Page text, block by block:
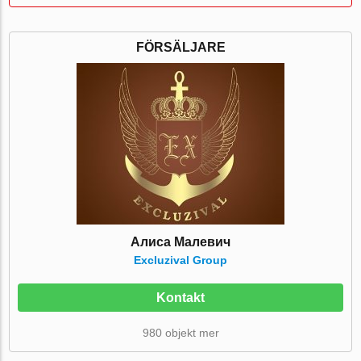
FÖRSÄLJARE
Алиса Малевич
Excluzival Group
Kontakt
980 objekt mer